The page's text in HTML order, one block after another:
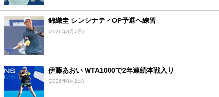
錦織圭 シンシナティOP予選へ練習
(2026年8月7日)
伊藤あおい WTA1000で2年連続本戦入り
(2026年8月2日)